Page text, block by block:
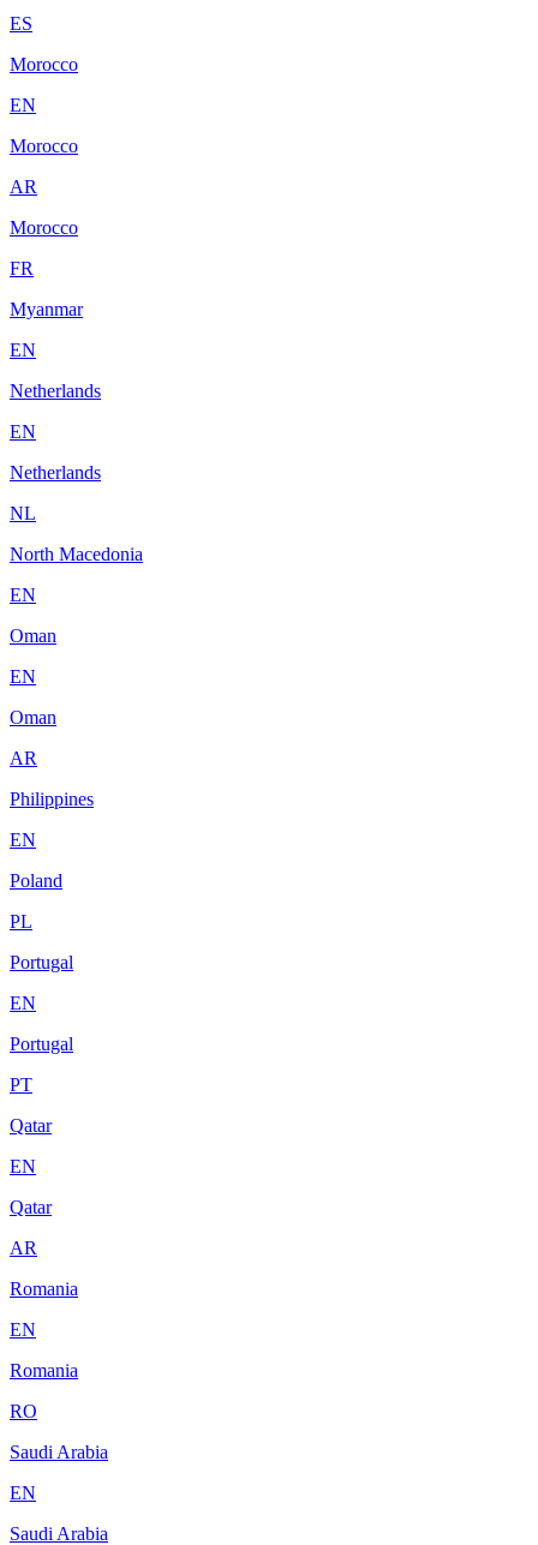
ES
Morocco
EN
Morocco
AR
Morocco
FR
Myanmar
EN
Netherlands
EN
Netherlands
NL
North Macedonia
EN
Oman
EN
Oman
AR
Philippines
EN
Poland
PL
Portugal
EN
Portugal
PT
Qatar
EN
Qatar
AR
Romania
EN
Romania
RO
Saudi Arabia
EN
Saudi Arabia